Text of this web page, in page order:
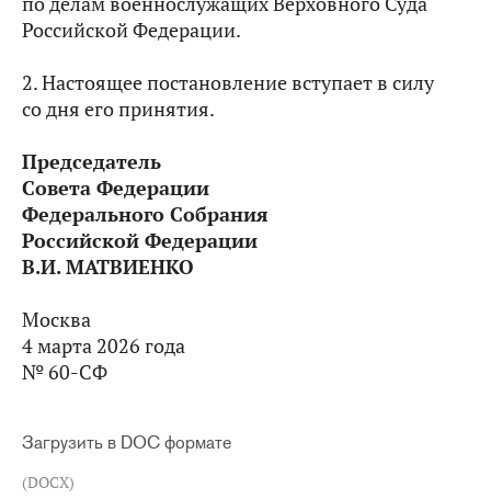
Российской Федерации.
2. Настоящее постановление вступает в силу
со дня его принятия.
Председатель
Совета Федерации
Федерального Собрания
Российской Федерации
В.И. МАТВИЕНКО
Москва
4 марта 2026 года
№ 60-СФ
Загрузить в DOC формате
(DOCX)